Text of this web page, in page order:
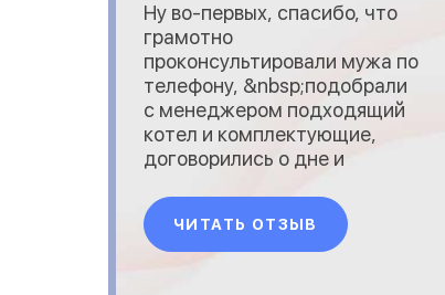
Ну во-первых, спасибо, что
грамотно
проконсультировали мужа по
телефону, &nbsp;подобрали
с менеджером подходящий
котел и комплектующие,
договорились о дне и
во время, сработали четко.
Сделали небольшую скидку
на установку.&nbsp; Плюсы:
ЧИТАТЬ ОТЗЫВ